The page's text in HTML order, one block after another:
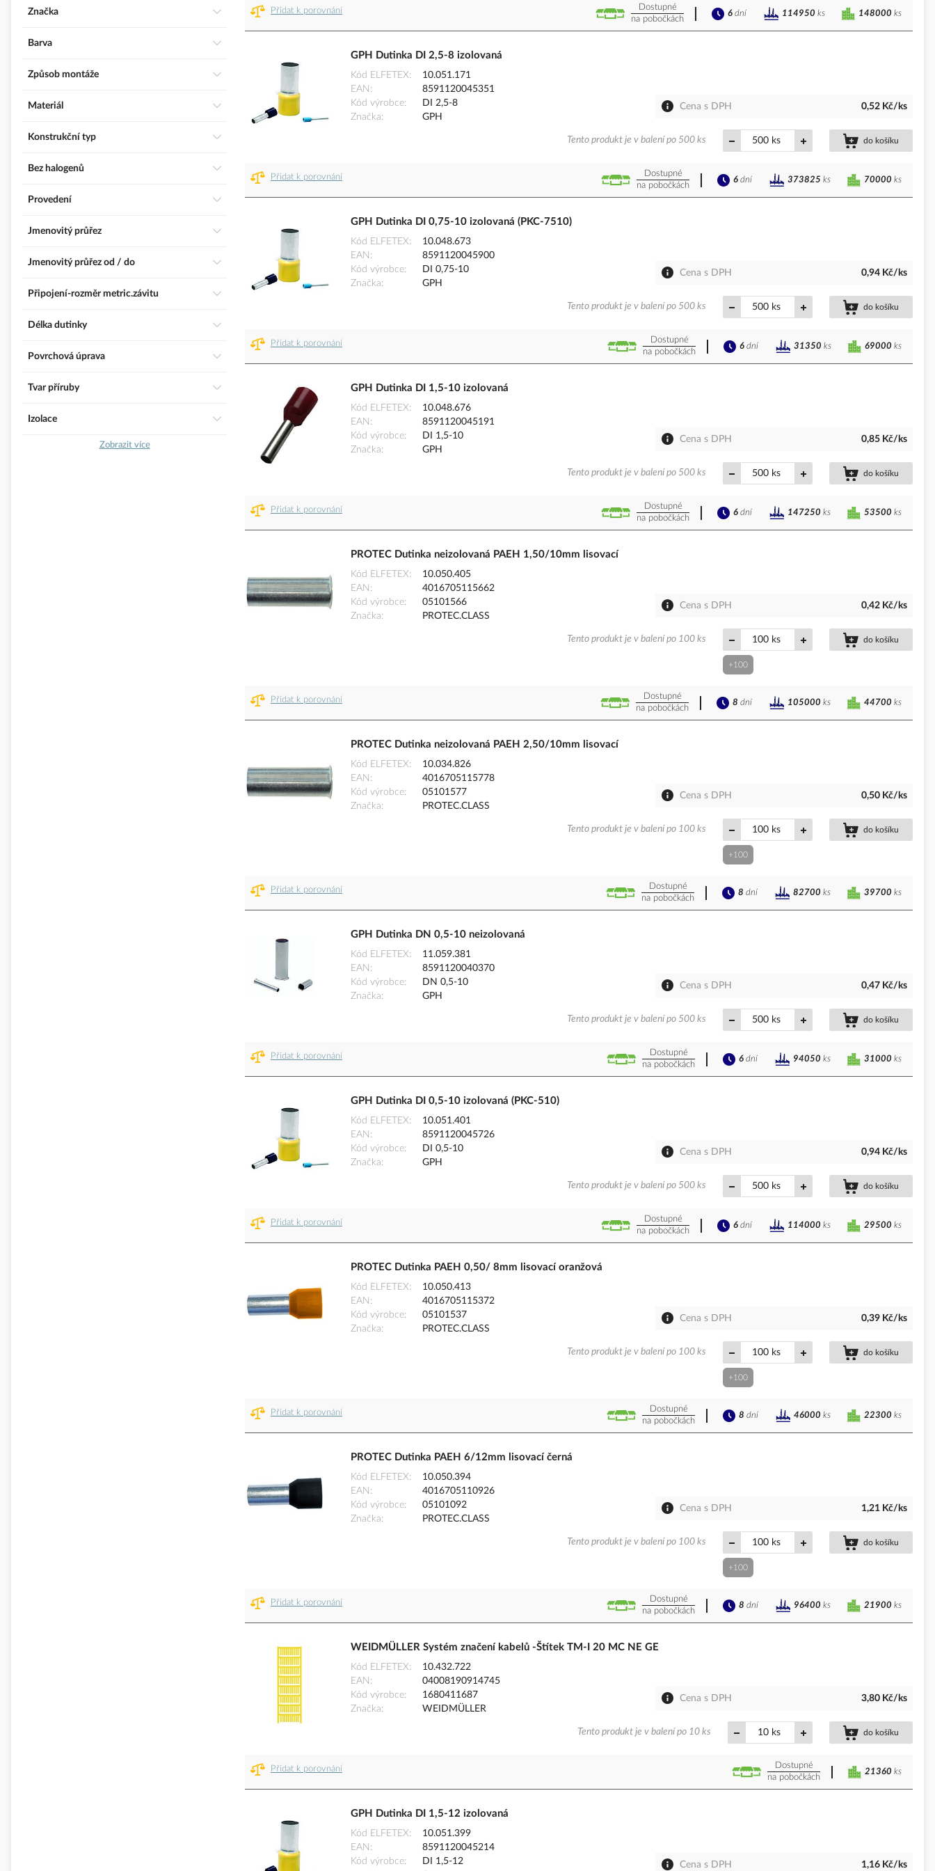
Přidat k porovnání
Dostupné
na pobočkách
148000 ks
6 dní 114950 ks
GPH Dutinka DI 2,5-8 izolovaná
Kód ELFETEX
10.051.171
EAN
8591120045351
Kód výrobce
DI 2,5-8
Značka
GPH
Cena s DPH 0,52 Kč/ks
ks do košíku
Tento produkt je v balení po 500 ks
Přidat k porovnání
Dostupné
na pobočkách
70000 ks
6 dní 373825 ks
GPH Dutinka DI 0,75-10 izolovaná (PKC-7510)
Kód ELFETEX
10.048.673
EAN
8591120045900
Kód výrobce
DI 0,75-10
Značka
GPH
Cena s DPH 0,94 Kč/ks
ks do košíku
Tento produkt je v balení po 500 ks
Přidat k porovnání
Dostupné
na pobočkách
69000 ks
6 dní 31350 ks
GPH Dutinka DI 1,5-10 izolovaná
Kód ELFETEX
10.048.676
EAN
8591120045191
Kód výrobce
DI 1,5-10
Značka
GPH
Cena s DPH 0,85 Kč/ks
ks do košíku
Tento produkt je v balení po 500 ks
Přidat k porovnání
Dostupné
na pobočkách
53500 ks
6 dní 147250 ks
PROTEC Dutinka neizolovaná PAEH 1,50/10mm lisovací
Kód ELFETEX
10.050.405
EAN
4016705115662
Kód výrobce
05101566
Značka
PROTEC.CLASS
Cena s DPH 0,42 Kč/ks
ks do košíku
+100
Tento produkt je v balení po 100 ks
Přidat k porovnání
Dostupné
na pobočkách
44700 ks
8 dní 105000 ks
PROTEC Dutinka neizolovaná PAEH 2,50/10mm lisovací
Kód ELFETEX
10.034.826
EAN
4016705115778
Kód výrobce
05101577
Značka
PROTEC.CLASS
Cena s DPH 0,50 Kč/ks
ks do košíku
+100
Tento produkt je v balení po 100 ks
Přidat k porovnání
Dostupné
na pobočkách
39700 ks
8 dní 82700 ks
GPH Dutinka DN 0,5-10 neizolovaná
Kód ELFETEX
11.059.381
EAN
8591120040370
Kód výrobce
DN 0,5-10
Značka
GPH
Cena s DPH 0,47 Kč/ks
ks do košíku
Tento produkt je v balení po 500 ks
Přidat k porovnání
Dostupné
na pobočkách
31000 ks
6 dní 94050 ks
GPH Dutinka DI 0,5-10 izolovaná (PKC-510)
Kód ELFETEX
10.051.401
EAN
8591120045726
Kód výrobce
DI 0,5-10
Značka
GPH
Cena s DPH 0,94 Kč/ks
ks do košíku
Tento produkt je v balení po 500 ks
Přidat k porovnání
Dostupné
na pobočkách
29500 ks
6 dní 114000 ks
PROTEC Dutinka PAEH 0,50/ 8mm lisovací oranžová
Kód ELFETEX
10.050.413
EAN
4016705115372
Kód výrobce
05101537
Značka
PROTEC.CLASS
Cena s DPH 0,39 Kč/ks
ks do košíku
+100
Tento produkt je v balení po 100 ks
Přidat k porovnání
Dostupné
na pobočkách
22300 ks
8 dní 46000 ks
PROTEC Dutinka PAEH 6/12mm lisovací černá
Kód ELFETEX
10.050.394
EAN
4016705110926
Kód výrobce
05101092
Značka
PROTEC.CLASS
Cena s DPH 1,21 Kč/ks
ks do košíku
+100
Tento produkt je v balení po 100 ks
Přidat k porovnání
Dostupné
na pobočkách
21900 ks
8 dní 96400 ks
WEIDMÜLLER Systém značení kabelů -Štítek TM-I 20 MC NE GE
Kód ELFETEX
10.432.722
EAN
04008190914745
Kód výrobce
1680411687
Značka
WEIDMÜLLER
Cena s DPH 3,80 Kč/ks
ks do košíku
Tento produkt je v balení po 10 ks
Přidat k porovnání
Dostupné
na pobočkách
21360 ks
GPH Dutinka DI 1,5-12 izolovaná
Kód ELFETEX
10.051.399
EAN
8591120045214
Kód výrobce
DI 1,5-12
Cena s DPH 1,16 Kč/ks
Značka
Barva
Způsob montáže
Materiál
Konstrukční typ
Bez halogenů
Provedení
Jmenovitý průřez
Jmenovitý průřez od / do
Připojení-rozměr metric.závitu
Délka dutinky
Povrchová úprava
Tvar příruby
Izolace
Zobrazit více